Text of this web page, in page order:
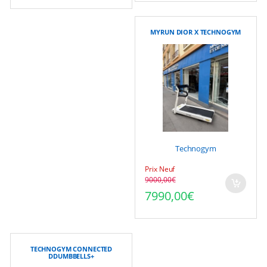
MYRUN DIOR X TECHNOGYM
Technogym
Prix Neuf
9000,00€
Le prix initial était :
7990,00€
Le prix actuel est :
TECHNOGYM CONNECTED
DDUMBBELLS+